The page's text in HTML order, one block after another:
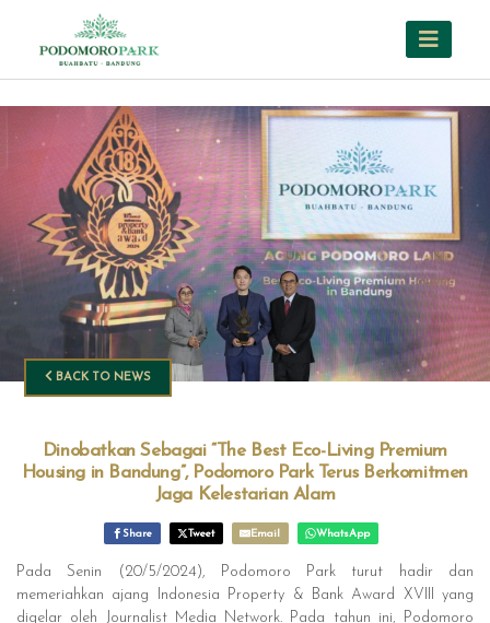
BACK TO NEWS
Dinobatkan Sebagai “The Best Eco-Living Premium
Housing in Bandung”, Podomoro Park Terus Berkomitmen
Jaga Kelestarian Alam
Share Tweet Email WhatsApp
Pada Senin (20/5/2024), Podomoro Park turut hadir dan
memeriahkan ajang Indonesia Property & Bank Award XVIII yang
digelar oleh Journalist Media Network. Pada tahun ini, Podomoro